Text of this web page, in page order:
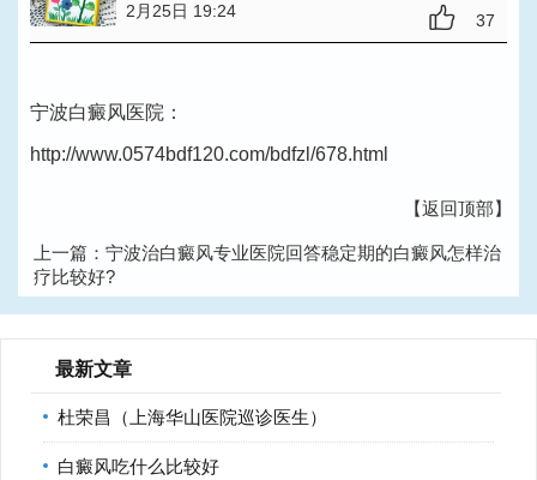
2月25日 19:24
37
宁波白癜风医院：
http://www.0574bdf120.com/bdfzl/678.html
【返回顶部】
上一篇： 宁波治白癜风专业医院回答稳定期的白癜风怎样治
疗比较好?
下一篇：宁波治疗白癜风医院分析白癜风患者可以吃哈密
最新文章
杜荣昌（上海华山医院巡诊医生）
白癜风吃什么比较好